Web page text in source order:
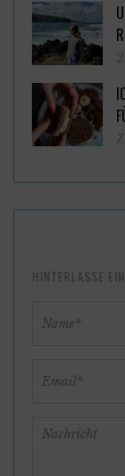
HINTERLASSE